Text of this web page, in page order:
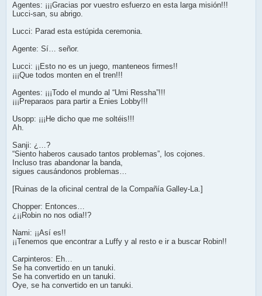
Agentes: ¡¡¡Gracias por vuestro esfuerzo en esta larga misión!!!
Lucci-san, su abrigo.
Lucci: Parad esta estúpida ceremonia.
Agente: Sí… señor.
Lucci: ¡¡Esto no es un juego, manteneos firmes!!
¡¡¡Que todos monten en el tren!!!
Agentes: ¡¡¡Todo el mundo al “Umi Ressha”!!!
¡¡¡Preparaos para partir a Enies Lobby!!!
Usopp: ¡¡¡He dicho que me soltéis!!!
Ah.
Sanji: ¿…?
“Siento haberos causado tantos problemas”, los cojones.
Incluso tras abandonar la banda,
sigues causándonos problemas…
[Ruinas de la oficinal central de la Compañía Galley-La.]
Chopper: Entonces…
¿¡¡Robin no nos odia!!?
Nami: ¡¡Así es!!
¡¡Tenemos que encontrar a Luffy y al resto e ir a buscar Robin!!
Carpinteros: Eh…
Se ha convertido en un tanuki.
Se ha convertido en un tanuki.
Oye, se ha convertido en un tanuki.